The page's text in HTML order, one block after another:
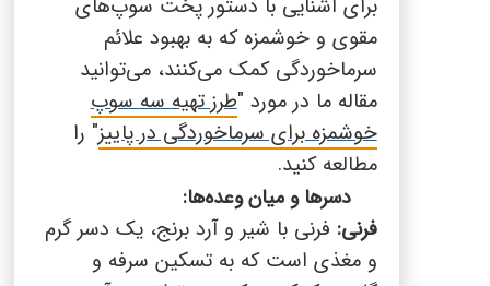
برای آشنایی با دستور پخت سوپ‌های
مقوی و خوشمزه که به بهبود علائم
سرماخوردگی کمک می‌کنند، می‌توانید
مقاله ما در مورد "طرز تهیه سه سوپ
خوشمزه برای سرماخوردگی در پاییز" را
مطالعه کنید.
دسرها و میان وعده‌ها:
فرنی: فرنی با شیر و آرد برنج، یک دسر گرم
و مغذی است که به تسکین سرفه و